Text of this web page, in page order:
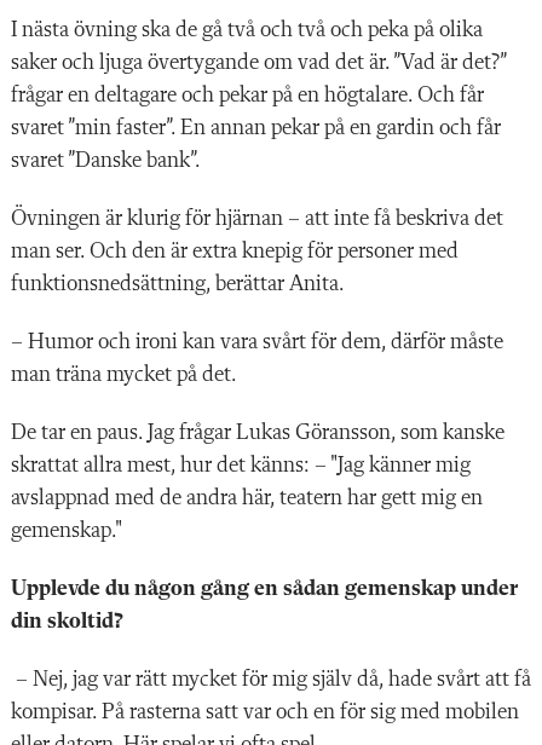
I nästa övning ska de gå två och två och peka på olika
saker och ljuga övertygande om vad det är. ”Vad är det?”
frågar en deltagare och pekar på en högtalare. Och får
svaret ”min faster”. En annan pekar på en gardin och får
svaret ”Danske bank”.
Övningen är klurig för hjärnan – att inte få beskriva det
man ser. Och den är extra knepig för personer med
funktionsnedsättning, berättar Anita.
– Humor och ironi kan vara svårt för dem, därför måste
man träna mycket på det.
De tar en paus. Jag frågar Lukas Göransson, som kanske
skrattat allra mest, hur det känns: – "Jag känner mig
avslappnad med de andra här, teatern har gett mig en
gemenskap."
Upplevde du någon gång en sådan gemenskap under
din skoltid?
– Nej, jag var rätt mycket för mig själv då, hade svårt att få
kompisar. På rasterna satt var och en för sig med mobilen